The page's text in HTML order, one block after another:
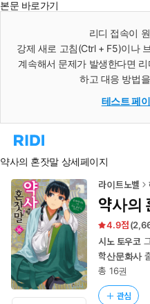
본문 바로가기
리디 접속이
강제 새로 고침(Ctrl + F5)이나
계속해서 문제가 발생한다면
하고 대응 방법
테스트 페
리
홈
로
이
동
약사의 혼잣말 상세페이지
라이트노벨
약사의
4.9 (
시노 토우코
학산문화사
총 16권
관심